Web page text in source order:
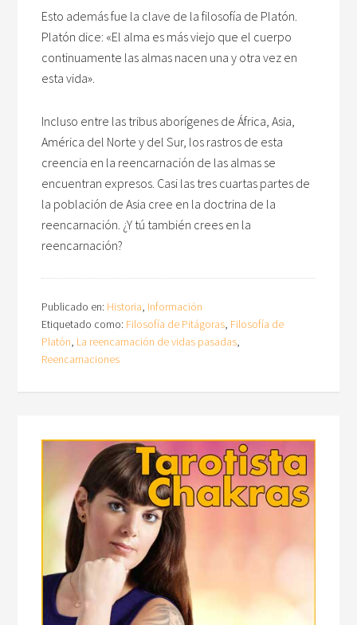
Esto además fue la clave de la filosofía de Platón.
Platón dice: «El alma es más viejo que el cuerpo
continuamente las almas nacen una y otra vez en
esta vida».
Incluso entre las tribus aborígenes de África, Asia,
América del Norte y del Sur, los rastros de esta
creencia en la reencarnación de las almas se
encuentran expresos. Casi las tres cuartas partes de
la población de Asia cree en la doctrina de la
reencarnación. ¿Y tú también crees en la
reencarnación?
Publicado en: Historia, Información
Etiquetado como: Filosofía de Pitágoras, Filosofía de
Platón, La reencarnación de vidas pasadas,
Reencarnaciones